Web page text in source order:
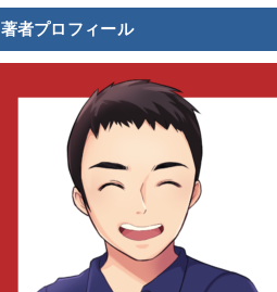
著者プロフィール